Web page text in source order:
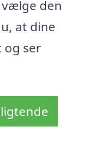
den
at dine
ser